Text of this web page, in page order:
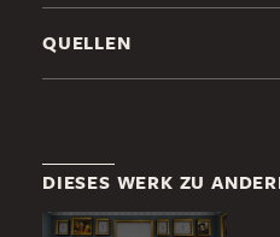
QUELLEN
DIESES WERK ZU